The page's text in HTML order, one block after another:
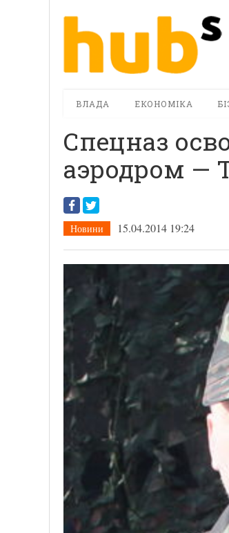
ВЛАДА ЕКОНОМІКА
Спецназ
аэродром —
Новини 15.04.2014 19:24